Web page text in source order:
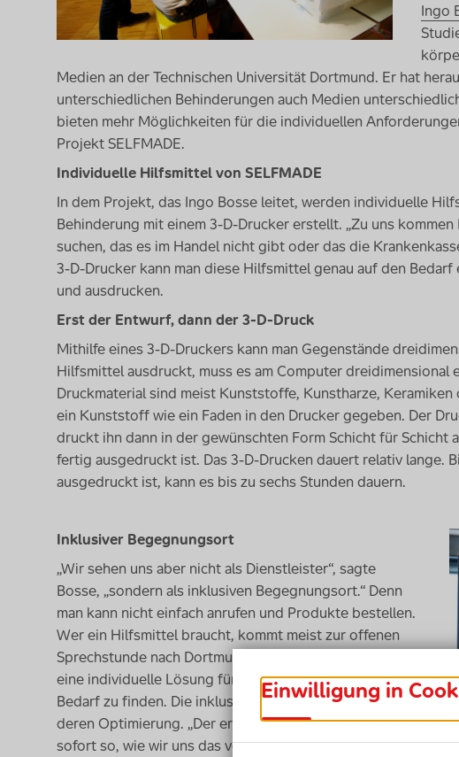
Ingo
Medien an der Technischen Universität Dortmund. Er hat
unterschiedlichen Behinderungen auch Medien
bieten mehr Möglichkeiten für die individuellen
ProjektSELFMADE.
Individuelle Hilfsmittel von SELFMADE
In dem Projekt, das Ingo Bosse leitet, werden individuelle
Behinderung mit einem 3-D-Drucker erstellt. „Zu uns
suchen, das es im Handel nicht gibt oder das die
3-D-Drucker kann man diese Hilfsmittel genau auf den Bedarf
und ausdrucken.
Erst der Entwurf, dann der 3-D-Druck
Mithilfe eines 3-D-Druckers kann man Gegenstände
Hilfsmittel ausdruckt, muss es am Computer dreidimensional
Druckmaterial sind meist Kunststoffe, Kunstharze,
ein Kunststoff wie ein Faden in den Drucker gegeben. Der
druckt ihn dann in der gewünschten Form Schicht für Schicht
fertig ausgedruckt ist. Das 3-D-Drucken dauert relativ lange.
ausgedruckt ist, kann es bis zu sechs Stunden dauern.
Inklusiver Begegnungsort
„Wir sehen uns aber nicht als Dienstleister“, sagte
Bosse, „sondern als inklusiven Begegnungsort.“ Denn
man kann nicht einfach anrufen und Produkte bestellen.
Wer ein Hilfsmittel braucht, kommt meist zur offenen
Sprechstunde nach Dortmund. Dort hilft ein Techniker,
eine individuelle Lösung für den entsprechenden
Bedarf zu finden. Die inklusiven Teams arbeiten dann an
deren Optimierung. „Der erste Entwurf ist nicht immer
sofort so, wie wir uns das vorgestellt haben“, so Bosse.
Einwilligung in